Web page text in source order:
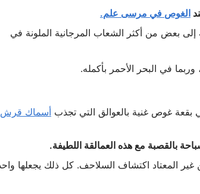
الغوص في مرسى علم.
إلى بعض من أكثر الشعاب المرجانية الملونة في
في البحر الأحمر بأكمله.
بقعة غوص غنية بالعوالق التي تجذب أسماك قرش
بالقصبة مع هذه العمالقة اللطيفة.
المعتاد اكتشاف السلاحف. كل ذلك يجعلها